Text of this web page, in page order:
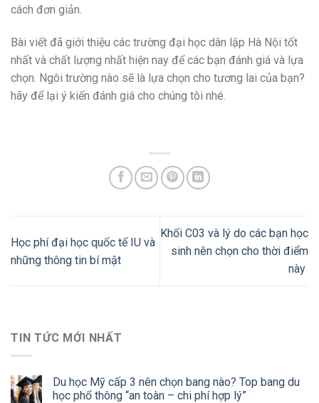
cách đơn giản.
Bài viết đã giới thiệu các trường đại học dân lập Hà Nội tốt
nhất và chất lượng nhất hiện nay để các bạn đánh giá và lựa
chọn. Ngôi trường nào sẽ là lựa chọn cho tương lai của bạn?
hãy để lại ý kiến đánh giá cho chúng tôi nhé.
Học phí đại học quốc tế IU và
những thông tin bí mật
Khối C03 và lý do các bạn học
sinh nên chọn cho thời điểm
này
TIN TỨC MỚI NHẤT
Du học Mỹ cấp 3 nên chọn bang nào? Top bang du
học phổ thông “an toàn – chi phí hợp lý”